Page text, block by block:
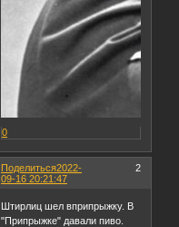
0
Поделиться 2
2022-
09-16 20:21:47
Штирлиц шел вприпрыжку. В
"Припрыжке" давали пиво.